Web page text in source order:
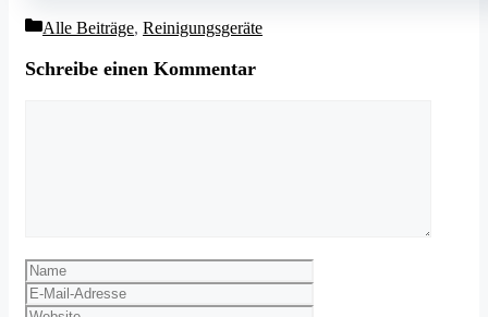
Kategorien
Alle Beiträge, Reinigungsgeräte
Schreibe einen Kommentar
Name
Mail-
Adresse